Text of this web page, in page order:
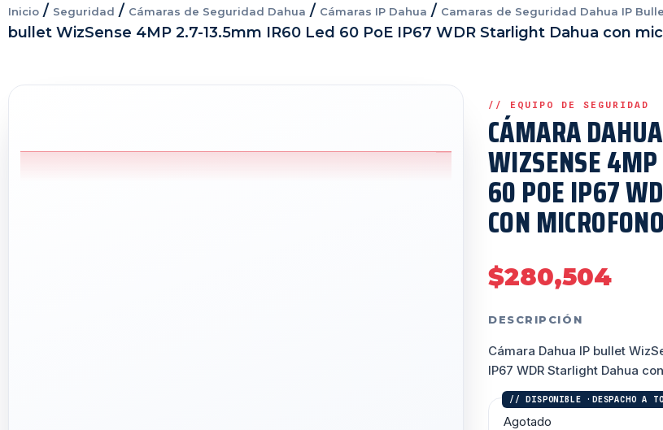
Inicio / Seguridad / Cámaras de Seguridad Dahua / Cámaras IP Dahua / Camaras de Seguridad Dahua IP
bullet WizSense 4MP 2.7-13.5mm IR60 Led 60 PoE IP67 WDR Starlight Dahua con
CÁMARA
WIZSENSE
60 POE IP67
CON MICROFONO
$280,504
DESCRIPCIÓN
Cámara Dahua IP bullet
IP67 WDR Starlight Dahua
Agotado